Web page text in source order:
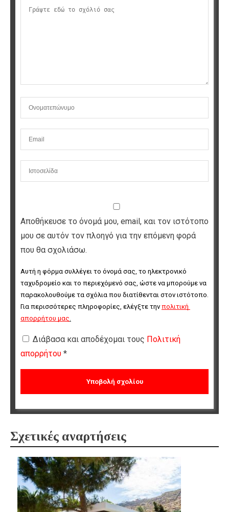
Αποθήκευσε το όνομά μου, email, και τον ιστότοπο
μου σε αυτόν τον πλοηγό για την επόμενη φορά
που θα σχολιάσω.
Αυτή η φόρμα συλλέγει το όνομά σας, το ηλεκτρονικό
ταχυδρομείο και το περιεχόμενό σας, ώστε να μπορούμε να
παρακολουθούμε τα σχόλια που διατίθενται στον ιστότοπο.
Για περισσότερες πληροφορίες, ελέγξτε την πολιτική
απορρήτου μας.
Διάβασα και αποδέχομαι τους Πολιτική
απορρήτου *
Σχετικές αναρτήσεις